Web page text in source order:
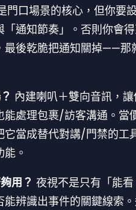
口場景的核心，但你要
「通知節奏」。否則你會
最後乾脆把通知關掉——那
內建喇叭＋雙向音訊，
能處理包裹/訪客溝通。當
它當成替代對講/門禁的工
。
用？ 夜視不是只有「能看
能辨識出事件的關鍵線索